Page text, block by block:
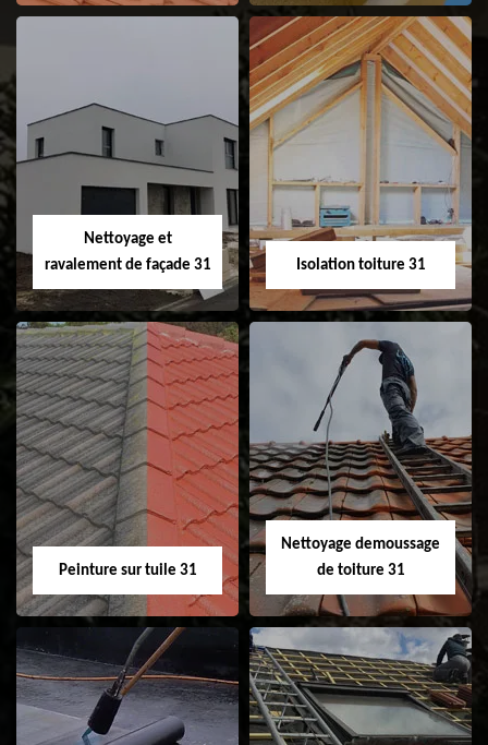
Pose et
changement de
fenêtre de toit et
Velux 31
Nettoyage et pose
Nettoyage et
ravalement de façade 31
Nettoyage et
ravalement de
façade 31
Isolation toiture 31
Isolation toiture 31
Peinture sur tuile 31
Peinture sur tuile
Nettoyage demoussage
de toiture 31
Nettoyage